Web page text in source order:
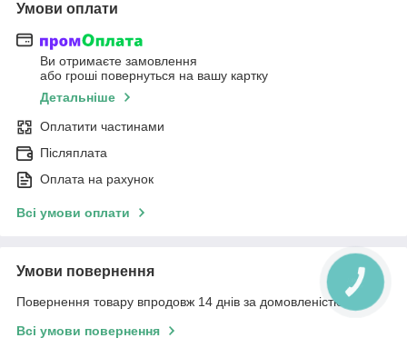
Умови оплати
Ви отримаєте замовлення
або гроші повернуться на вашу картку
Детальніше
Оплатити частинами
Післяплата
Оплата на рахунок
Всі умови оплати
Умови повернення
Повернення товару впродовж 14 днів за домовленістю
Всі умови повернення